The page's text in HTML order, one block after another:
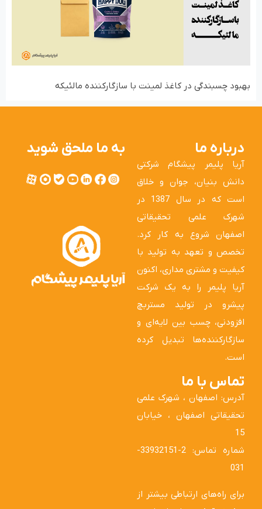
بهبود چسبندگی در کاغذ لمینت با سازگارکننده مالئیکه
درباره ما
آریا پلیمر پیشگام شرکتی
دانش بنیان، جوان و خلاق
است که در سال 1387 در
شهرک علمی تحقیقاتی
اصفهان شروع به کار کرد.
تخصص و تعهد به تولید با
کیفیت و مشتری مداری، اکنون
آریا پلیمر را به یک شرکت
پیشرو در تولید مستربچ
افزودنی، چسب بین لایه‌ای و
سازگارکننده‌ها تبدیل کرده
است.
تماس با ما
آدرس: اصفهان ، شهرک علمی
تحقیقاتی اصفهان ، خیابان
15
شماره تماس: 2-33932151-
031
برای راه‌های ارتباطی بیشتر از
به ما ملحق شوید